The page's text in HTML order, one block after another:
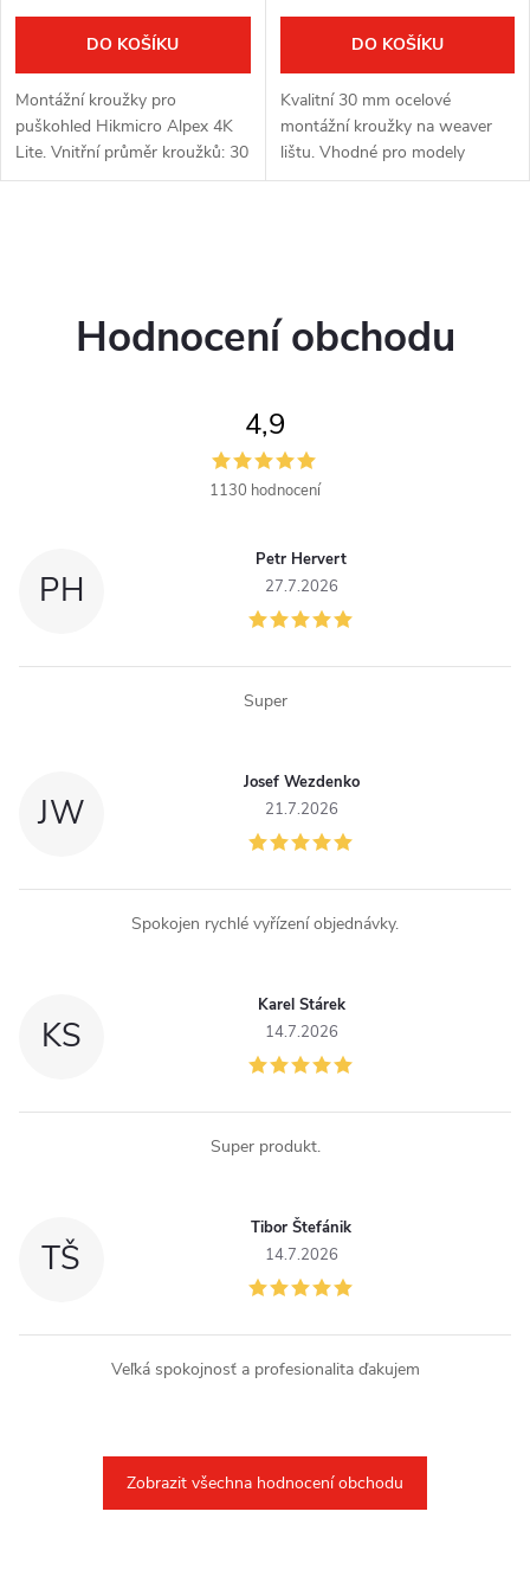
DO KOŠÍKU
Montážní kroužky pro
puškohled Hikmicro Alpex 4K
Lite. Vnitřní průměr kroužků: 30
mm. Nastavitelná výška osy:
DO KOŠÍKU
Kvalitní 30 mm ocelové
montážní kroužky na weaver
lištu. Vhodné pro modely
Hikmicro Stellar, Alpex, PARD
r
u
Hodnocení obchodu
4,9
1130 hodnocení
PH
Petr Hervert
27.7.2026
Super
JW
Josef Wezdenko
21.7.2026
Spokojen rychlé vyřízení objednávky.
KS
Karel Stárek
14.7.2026
Super produkt.
TŠ
Tibor Štefánik
14.7.2026
Veľká spokojnosť a profesionalita ďakujem
Zobrazit všechna hodnocení obchodu